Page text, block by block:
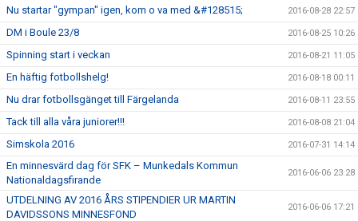
Nu startar "gympan" igen, kom o va med &#128515; 2016-08-28 22:57
DM i Boule 23/8 2016-08-25 10:26
Spinning start i veckan 2016-08-21 11:05
En häftig fotbollshelg! 2016-08-18 00:11
Nu drar fotbollsgänget till Färgelanda 2016-08-11 23:55
Tack till alla våra juniorer!!! 2016-08-08 21:04
Simskola 2016 2016-07-31 14:14
En minnesvärd dag för SFK – Munkedals Kommun
Nationaldagsfirande
2016-06-06 23:28
UTDELNING AV 2016 ÅRS STIPENDIER UR MARTIN
DAVIDSSONS MINNESFOND
2016-06-06 17:21